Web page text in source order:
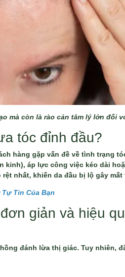
mà còn là rào cản tâm lý lớn đối
tóc đỉnh đầu?
hàng gặp vấn đề về tình trạng
kinh), áp lực công việc kéo dài
nhất, khiến da đầu bị lộ gây mất
Tin Của Bạn
giản và hiệu
đánh lừa thị giác. Tuy nhiên,